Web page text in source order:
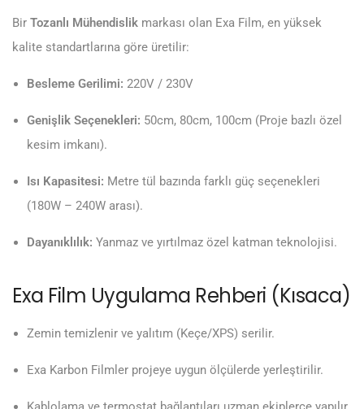
Bir Tozanlı Mühendislik markası olan Exa Film, en yüksek
kalite standartlarına göre üretilir:
Besleme Gerilimi: 220V / 230V
Genişlik Seçenekleri: 50cm, 80cm, 100cm (Proje bazlı özel
kesim imkanı).
Isı Kapasitesi: Metre tül bazında farklı güç seçenekleri
(180W – 240W arası).
Dayanıklılık: Yanmaz ve yırtılmaz özel katman teknolojisi.
Exa Film Uygulama Rehberi (Kısaca)
Zemin temizlenir ve yalıtım (Keçe/XPS) serilir.
Exa Karbon Filmler projeye uygun ölçülerde yerleştirilir.